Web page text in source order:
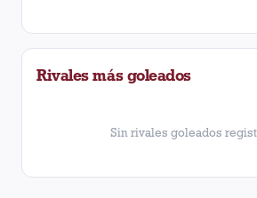
Rivales más goleados
Sin rivales goleados